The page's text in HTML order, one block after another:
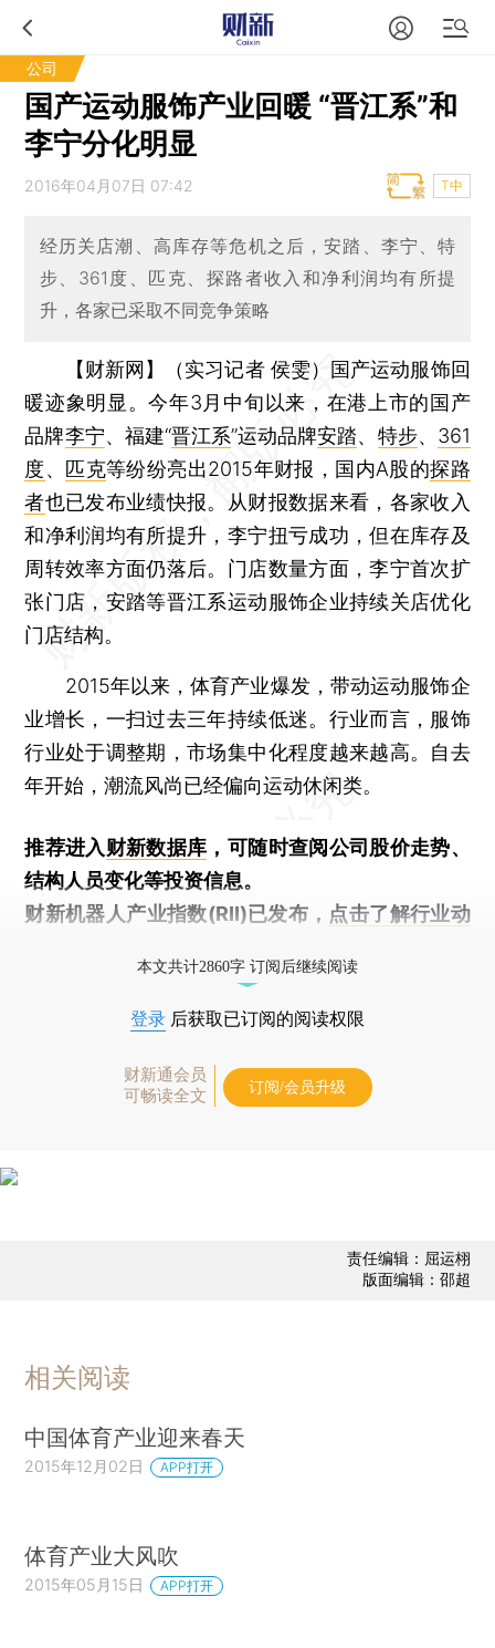
公司
国产运动服饰产业回暖 “晋江系”和
李宁分化明显
2016年04月07日 07:42 T中
经历关店潮、高库存等危机之后，安踏、李宁、特
步、361度、匹克、探路者收入和净利润均有所提
升，各家已采取不同竞争策略
【财新网】（实习记者 侯雯） 国产运动服饰回
暖迹象明显。今年3月中旬以来，在港上市的国产
品牌李宁、福建“晋江系”运动品牌安踏、 特步、 361
度、 匹克等纷纷亮出2015年财报，国内A股的探路
者也已发布业绩快报。从财报数据来看，各家收入
和净利润均有所提升，李宁扭亏成功，但在库存及
周转效率方面仍落后。门店数量方面，李宁首次扩
张门店，安踏等晋江系运动服饰企业持续关店优化
门店结构。
2015年以来，体育产业爆发，带动运动服饰企
业增长，一扫过去三年持续低迷。行业而言，服饰
行业处于调整期，市场集中化程度越来越高。自去
年开始，潮流风尚已经偏向运动休闲类。
推荐进入财新数据库 ，可随时查阅公司股价走势、
结构人员变化等投资信息。
财新机器人产业指数(RII)已发布， 点击了解行业动
本文共计2860字 订阅后继续阅读
登录 后获取已订阅的阅读权限
财新通会员
可畅读全文
订阅/会员升级
责任编辑：屈运栩
版面编辑：邵超
相关阅读
中国体育产业迎来春天
2015年12月02日 APP打开
体育产业大风吹
2015年05月15日 APP打开